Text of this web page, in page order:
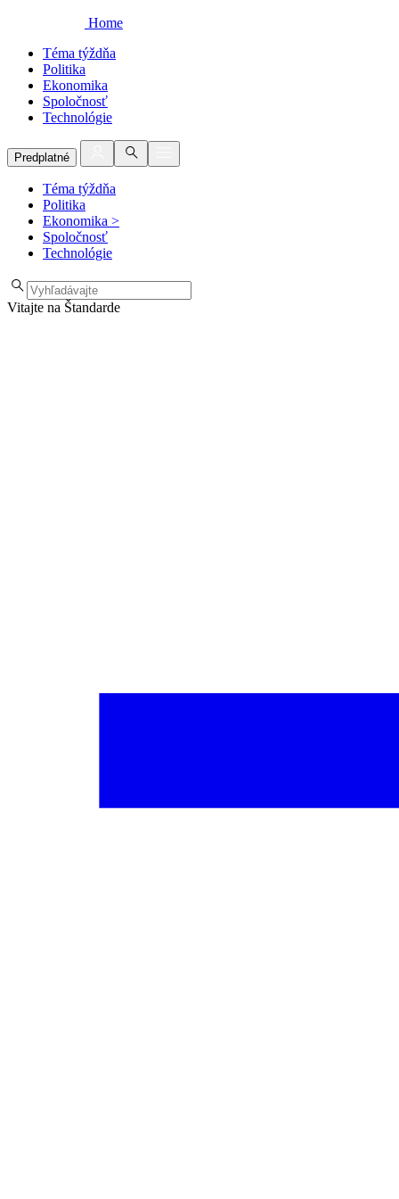
Home
Téma týždňa
Politika
Ekonomika
Spoločnosť
Technológie
Predplatné
Téma týždňa
Politika
Ekonomika >
Spoločnosť
Technológie
Vitajte na Štandarde